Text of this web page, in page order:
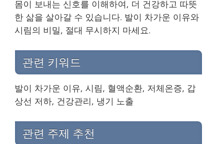
몸이 보내는 신호를 이해하여, 더 건강하고 따뜻
한 삶을 살아갈 수 있습니다. 발이 차가운 이유와
시림의 비밀, 절대 무시하지 마세요.
관련 키워드
발이 차가운 이유, 시림, 혈액순환, 저체온증, 갑
상선 저하, 건강관리, 냉기 노출
관련 주제 추천